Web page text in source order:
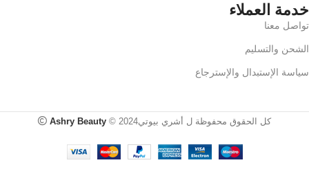
خدمة العملاء
تواصل معنا
الشحن والتسليم
سياسة الإستبدال والإسترجاع
كل الحقوق محفوظة ل أشري بيوتي2024 © Ashry Beauty